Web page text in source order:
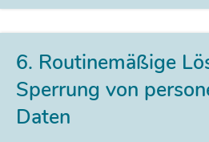
6. Routinemäßige
Sperrung von
Daten